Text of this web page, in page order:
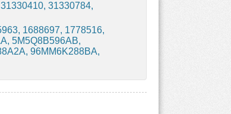
31330784,
1688697, 1778516,
5M5Q8B596AB,
96MM6K288BA,